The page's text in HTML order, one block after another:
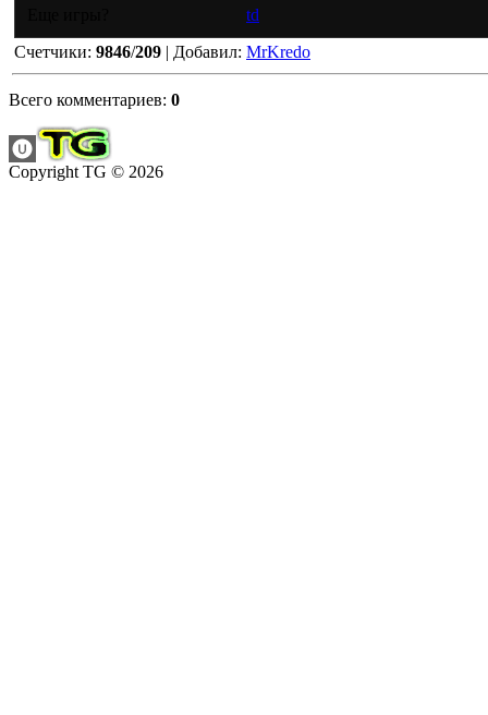
td
Счетчики: 9846/209 | Добавил: MrKredo
Всего комментариев: 0
Copyright TG © 2026